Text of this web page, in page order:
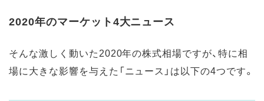
2020年のマーケット4大ニュース
そんな激しく動いた2020年の株式相場ですが、特に相
場に大きな影響を与えた「ニュース」は以下の4つです。